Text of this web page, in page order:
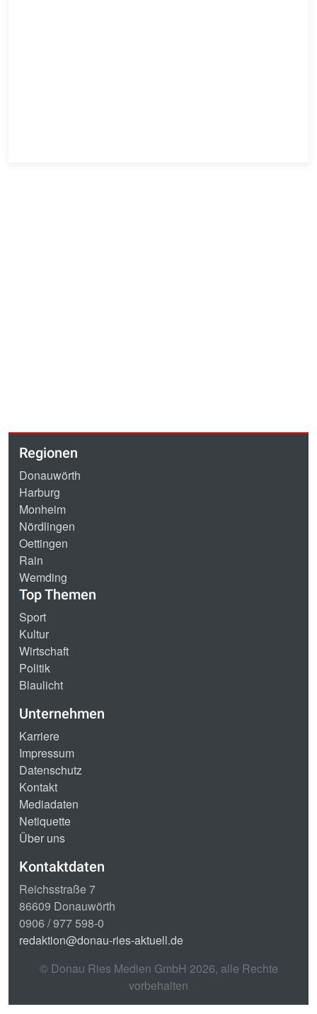
Regionen
Donauwörth
Harburg
Monheim
Nördlingen
Oettingen
Rain
Wemding
Top Themen
Sport
Kultur
Wirtschaft
Politik
Blaulicht
Unternehmen
Karriere
Impressum
Datenschutz
Kontakt
Mediadaten
Netiquette
Über uns
Kontaktdaten
Reichsstraße 7
86609 Donauwörth
0906 / 977 598-0
redaktion@donau-ries-aktuell.de
© Donau Ries Medien GmbH 2026, alle Rechte
vorbehalten